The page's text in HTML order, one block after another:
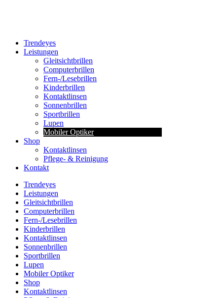
Trendeyes
Leistungen
Gleitsichtbrillen
Computerbrillen
Fern-/Lesebrillen
Kinderbrillen
Kontaktlinsen
Sonnenbrillen
Sportbrillen
Lupen
Mobiler Optiker
Shop
Kontaktlinsen
Pflege- & Reinigung
Kontakt
Trendeyes
Leistungen
Gleitsichtbrillen
Computerbrillen
Fern-/Lesebrillen
Kinderbrillen
Kontaktlinsen
Sonnenbrillen
Sportbrillen
Lupen
Mobiler Optiker
Shop
Kontaktlinsen